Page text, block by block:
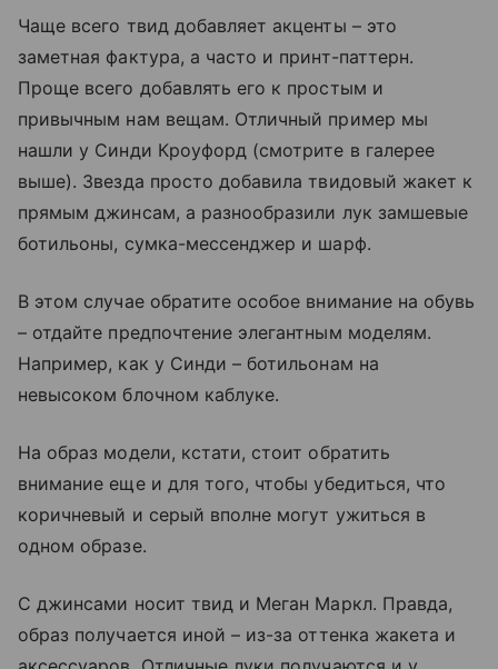
Чаще всего твид добавляет акценты – это
заметная фактура, а часто и принт-паттерн.
Проще всего добавлять его к простым и
привычным нам вещам. Отличный пример мы
нашли у Синди Кроуфорд (смотрите в галерее
выше). Звезда просто добавила твидовый жакет к
прямым джинсам, а разнообразили лук замшевые
ботильоны, сумка-мессенджер и шарф.
В этом случае обратите особое внимание на обувь
– отдайте предпочтение элегантным моделям.
Например, как у Синди – ботильонам на
невысоком блочном каблуке.
На образ модели, кстати, стоит обратить
внимание еще и для того, чтобы убедиться, что
коричневый и серый вполне могут ужиться в
одном образе.
С джинсами носит твид и Меган Маркл. Правда,
образ получается иной – из-за оттенка жакета и